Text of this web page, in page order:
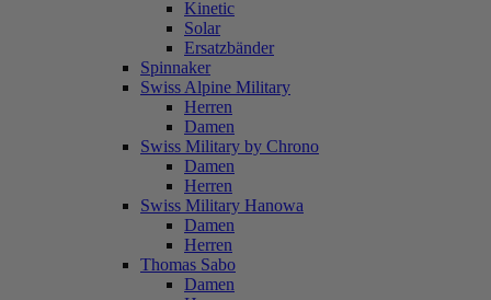
Kinetic
Solar
Ersatzbänder
Spinnaker
Swiss Alpine Military
Herren
Damen
Swiss Military by Chrono
Damen
Herren
Swiss Military Hanowa
Damen
Herren
Thomas Sabo
Damen